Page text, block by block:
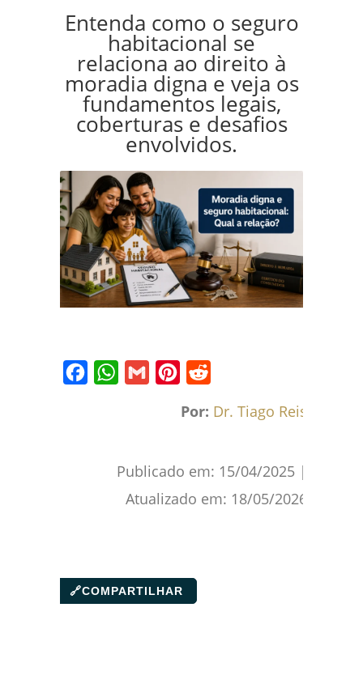
Entenda como o seguro
habitacional se
relaciona ao direito à
moradia digna e veja os
fundamentos legais,
coberturas e desafios
envolvidos.
Por: Dr. Tiago Reis
Publicado em: 15/04/2025 |
Atualizado em: 18/05/2026
🔗COMPARTILHAR